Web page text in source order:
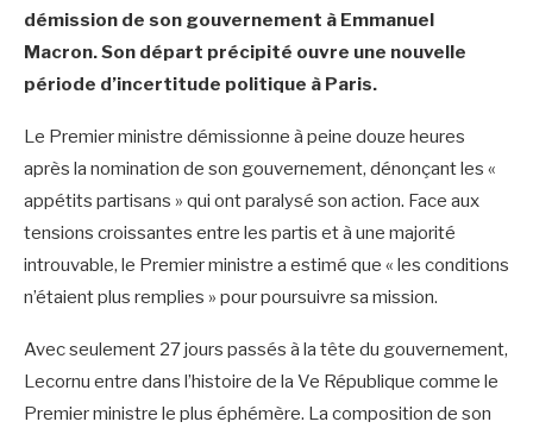
démission de son gouvernement à Emmanuel
Macron. Son départ précipité ouvre une nouvelle
période d’incertitude politique à Paris.
Le Premier ministre démissionne à peine douze heures
après la nomination de son gouvernement, dénonçant les «
appétits partisans » qui ont paralysé son action. Face aux
tensions croissantes entre les partis et à une majorité
introuvable, le Premier ministre a estimé que « les conditions
n’étaient plus remplies » pour poursuivre sa mission.
Avec seulement 27 jours passés à la tête du gouvernement,
Lecornu entre dans l’histoire de la Ve République comme le
Premier ministre le plus éphémère. La composition de son